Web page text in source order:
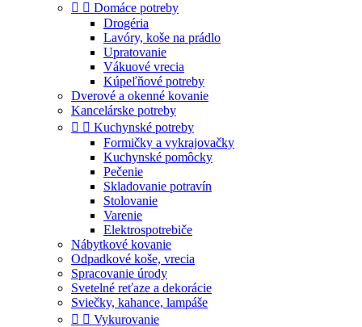
  Domáce potreby
Drogéria
Lavóry, koše na prádlo
Upratovanie
Vákuové vrecia
Kúpeľňové potreby
Dverové a okenné kovanie
Kancelárske potreby
  Kuchynské potreby
Formičky a vykrajovačky
Kuchynské pomôcky
Pečenie
Skladovanie potravín
Stolovanie
Varenie
Elektrospotrebiče
Nábytkové kovanie
Odpadkové koše, vrecia
Spracovanie úrody
Svetelné reťaze a dekorácie
Sviečky, kahance, lampáše
  Vykurovanie